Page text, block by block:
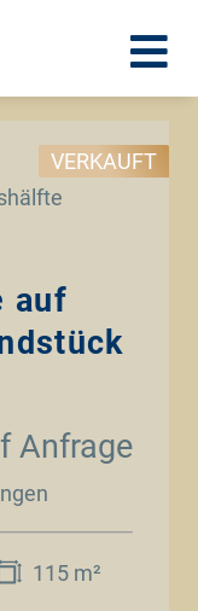
VERKAUFT
auf
Anfrage
115 m²